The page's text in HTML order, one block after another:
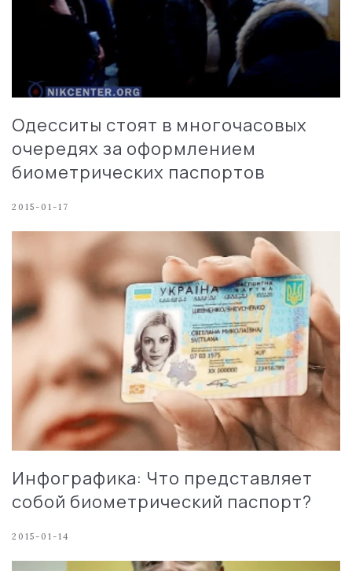
Одесситы стоят в многочасовых
очередях за оформлением
биометрических паспортов
2015-01-17
Инфографика: Что представляет
собой биометрический паспорт?
2015-01-14